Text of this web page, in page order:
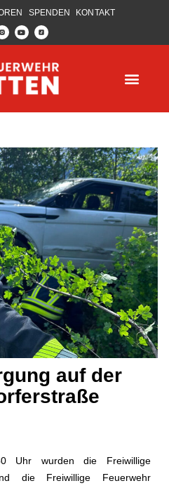
SPENDEN KONTAKT
auf der
Uhr wurden die Freiwillige
die Freiwillige Feuerwehr